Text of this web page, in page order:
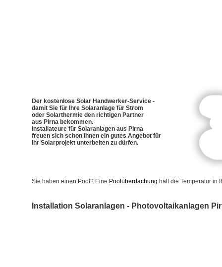
Der kostenlose Solar Handwerker-Service -
damit Sie für Ihre Solaranlage für Strom
oder Solarthermie den richtigen Partner
aus Pirna bekommen.
Installateure für Solaranlagen aus Pirna
freuen sich schon Ihnen ein gutes Angebot für
Ihr Solarprojekt unterbeiten zu dürfen.
Sie haben einen Pool? Eine Poolüberdachung hält die Temperatur in
Installation Solaranlagen - Photovoltaikanlagen